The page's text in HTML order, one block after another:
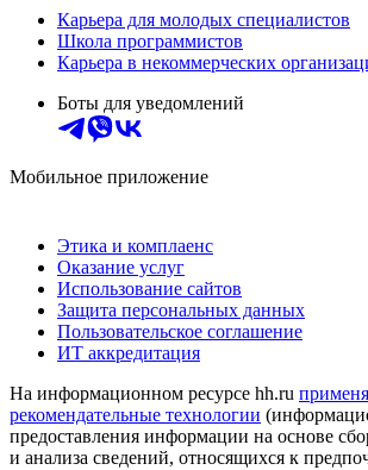
Карьера для молодых специалистов
Школа программистов
Карьера в некоммерческих
Боты для уведомлений
Мобильное приложение
Этика и комплаенс
Оказание услуг
Использование сайтов
Защита персональных данных
Пользовательское соглашение
ИТ аккредитация
На информационном ресурсе hh.ru
рекомендательные технологии
предоставления информации на основе
и анализа сведений, относящихся к